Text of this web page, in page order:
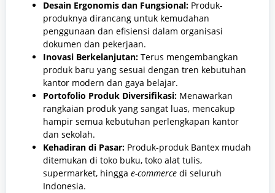
Desain Ergonomis dan Fungsional: Produk-
produknya dirancang untuk kemudahan
penggunaan dan efisiensi dalam organisasi
dokumen dan pekerjaan.
Inovasi Berkelanjutan: Terus mengembangkan
produk baru yang sesuai dengan tren kebutuhan
kantor modern dan gaya belajar.
Portofolio Produk Diversifikasi: Menawarkan
rangkaian produk yang sangat luas, mencakup
hampir semua kebutuhan perlengkapan kantor
dan sekolah.
Kehadiran di Pasar: Produk-produk Bantex mudah
ditemukan di toko buku, toko alat tulis,
supermarket, hingga e-commerce di seluruh
Indonesia.